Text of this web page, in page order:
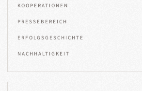
KOOPERATIONEN
PRESSEBEREICH
ERFOLGSGESCHICHTE
NACHHALTIGKEIT